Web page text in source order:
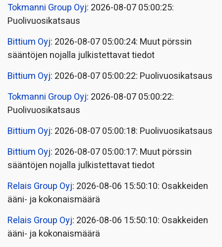
Tokmanni Group Oyj: 2026-08-07 05:00:25:
Puolivuosikatsaus
Bittium Oyj: 2026-08-07 05:00:24: Muut pörssin
sääntöjen nojalla julkistettavat tiedot
Bittium Oyj: 2026-08-07 05:00:22: Puolivuosikatsaus
Tokmanni Group Oyj: 2026-08-07 05:00:22:
Puolivuosikatsaus
Bittium Oyj: 2026-08-07 05:00:18: Puolivuosikatsaus
Bittium Oyj: 2026-08-07 05:00:17: Muut pörssin
sääntöjen nojalla julkistettavat tiedot
Relais Group Oyj: 2026-08-06 15:50:10: Osakkeiden
ääni- ja kokonaismäärä
Relais Group Oyj: 2026-08-06 15:50:10: Osakkeiden
ääni- ja kokonaismäärä